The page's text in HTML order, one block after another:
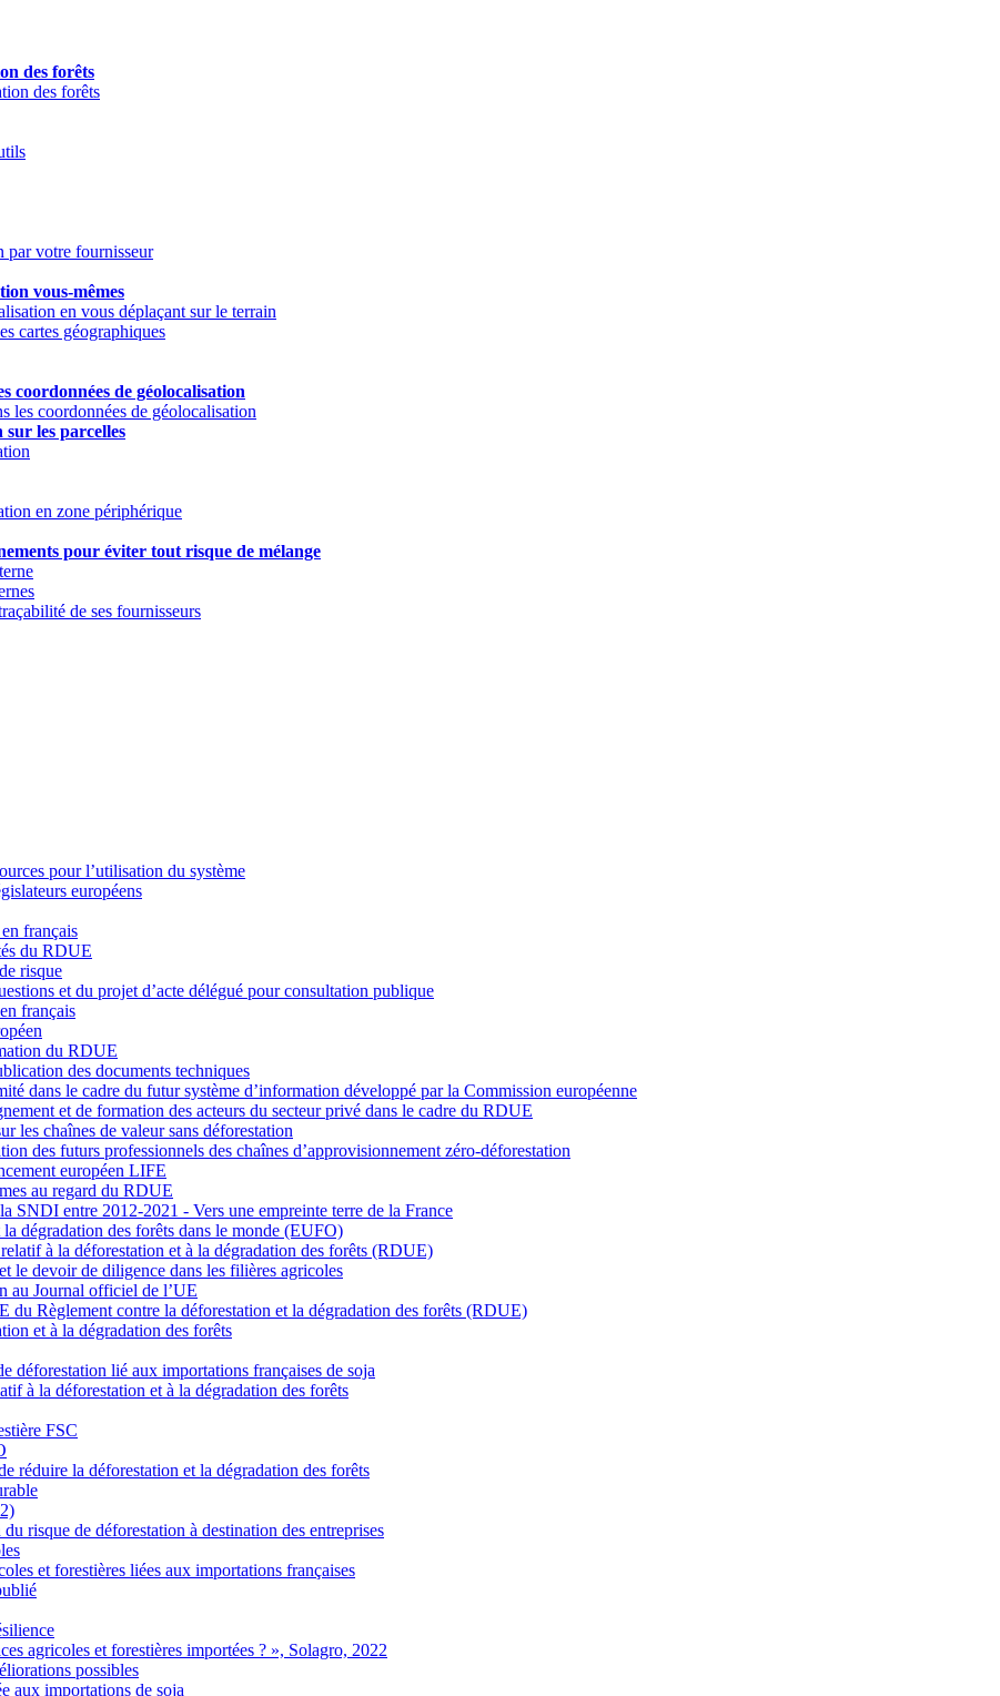
des forêts
des forêts
par votre fournisseur
vous-mêmes
en vous déplaçant sur le terrain
cartes géographiques
coordonnées de géolocalisation
les coordonnées de géolocalisation
sur les parcelles
en zone périphérique
pour éviter tout risque de mélange
de ses fournisseurs
pour l’utilisation du système
européens
français
du RDUE
risque
et du projet d’acte délégué pour consultation publique
français
du RDUE
des documents techniques
dans le cadre du futur système d’information développé par la Commission européenne
et de formation des acteurs du secteur privé dans le cadre du RDUE
les chaînes de valeur sans déforestation
des futurs professionnels des chaînes d’approvisionnement zéro-déforestation
européen LIFE
au regard du RDUE
SNDI entre 2012-2021 - Vers une empreinte terre de la France
dégradation des forêts dans le monde (EUFO)
à la déforestation et à la dégradation des forêts (RDUE)
le devoir de diligence dans les filières agricoles
au Journal officiel de l’UE
du Règlement contre la déforestation et la dégradation des forêts (RDUE)
et à la dégradation des forêts
déforestation lié aux importations françaises de soja
à la déforestation et à la dégradation des forêts
FSC
réduire la déforestation et la dégradation des forêts
risque de déforestation à destination des entreprises
et forestières liées aux importations françaises
agricoles et forestières importées ? », Solagro, 2022
possibles
aux importations de soja